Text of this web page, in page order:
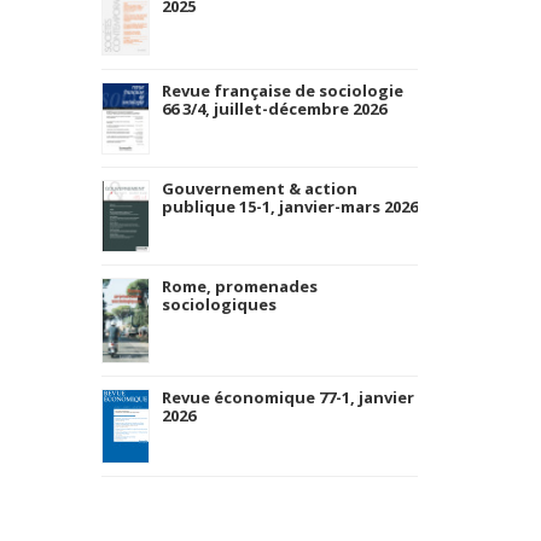
2025
Revue française de sociologie
66 3/4, juillet-décembre 2026
Gouvernement & action
publique 15-1, janvier-mars 2026
Rome, promenades
sociologiques
Revue économique 77-1, janvier
2026